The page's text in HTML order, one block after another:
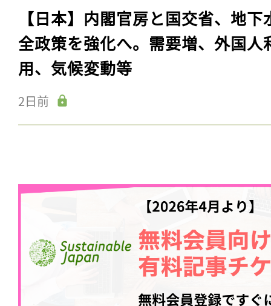
【日本】内閣官房と国交省、地下
全政策を強化へ。需要増、外国人
用、気候変動等
2日前